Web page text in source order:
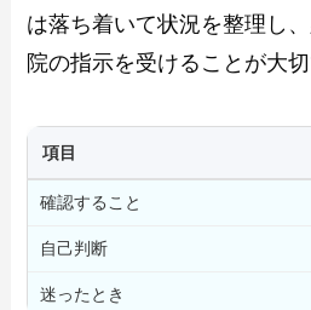
は落ち着いて状況を整理し
院の指示を受けることが大切
項目
確認すること
自己判断
迷ったとき